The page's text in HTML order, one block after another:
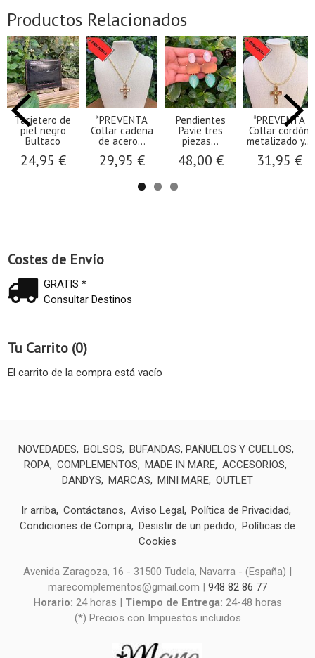
Costes de Envío
GRATIS *
Consultar Destinos
Tu Carrito (0)
El carrito de la compra está vacío
Productos Relacionados
Tarjetero de
piel negro
Bultaco
24,95 €
*PREVENTA
Collar cadena
de acero...
29,95 €
Pendientes
Pavie tres
piezas...
48,00 €
*PREVENTA
Collar cordón
metalizado y...
31,95 €
NOVEDADES BOLSOS
BUFANDAS, PAÑUELOS Y CUELLOS
ROPA COMPLEMENTOS MADE IN MARE ACCESORIOS
DANDYS
MARCAS MINI MARE OUTLET
Ir arriba Contáctanos Aviso Legal
Política de Privacidad
Condiciones de Compra
Desistir de un pedido
Políticas de
Cookies
Avenida Zaragoza, 16 - 31500 Tudela, Navarra - (España) |
marecomplementos@gmail.com | 948 82 86 77
Horario: 24 horas | Tiempo de Entrega: 24-48 horas
(*) Precios con Impuestos incluidos